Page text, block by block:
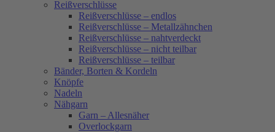
Reißverschlüsse
Reißverschlüsse – endlos
Reißverschlüsse – Metallzähnchen
Reißverschlüsse – nahtverdeckt
Reißverschlüsse – nicht teilbar
Reißverschlüsse – teilbar
Bänder, Borten & Kordeln
Knöpfe
Nadeln
Nähgarn
Garn – Allesnäher
Overlockgarn